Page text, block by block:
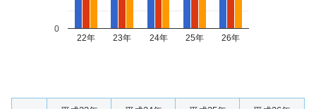
22年 23年 24年 25年 26年
0